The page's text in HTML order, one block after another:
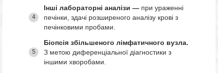
Інші лабораторні аналізи — при ураженні
печінки, здачі розширеного аналізу крові з
печінковими пробами.
Біопсія збільшеного лімфатичного вузла.
З метою диференціальної діагностики з
іншими хворобами.